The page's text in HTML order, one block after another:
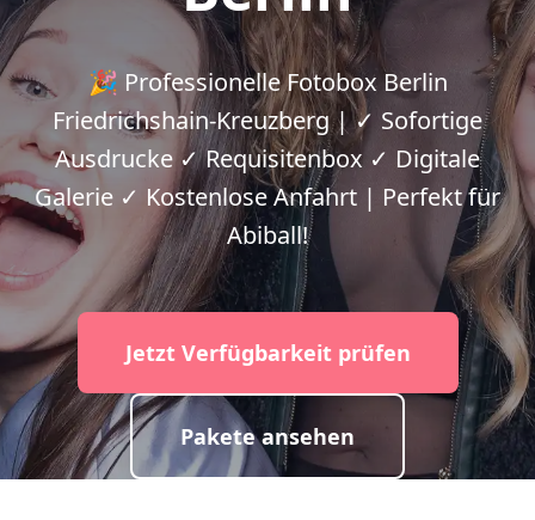
🎉 Professionelle Fotobox Berlin
Friedrichshain-Kreuzberg | ✓ Sofortige
Ausdrucke ✓ Requisitenbox ✓ Digitale
Galerie ✓ Kostenlose Anfahrt | Perfekt für
Abiball!
Jetzt Verfügbarkeit prüfen
Pakete ansehen